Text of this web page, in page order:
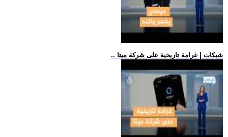
.. شبكات | غرامة تاريخية على شركة ميتا